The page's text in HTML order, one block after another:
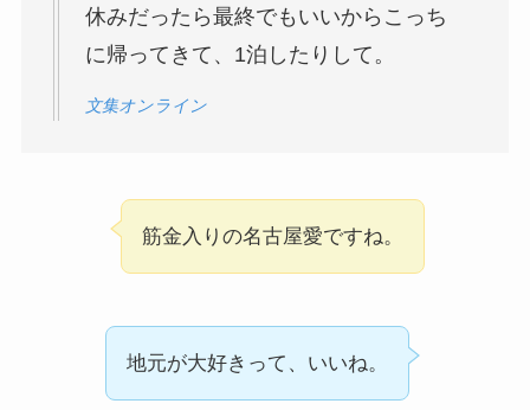
休みだったら最終でもいいからこっち
に帰ってきて、1泊したりして。
文集オンライン
筋金入りの名古屋愛ですね。
地元が大好きって、いいね。